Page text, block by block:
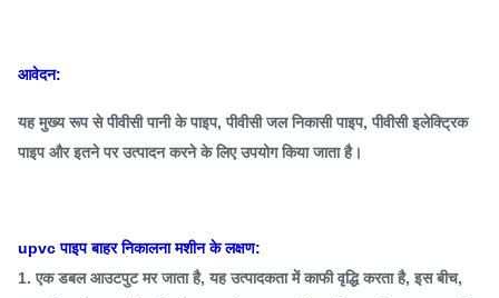
आवेदन:
यह मुख्य रूप से पीवीसी पानी के पाइप, पीवीसी जल निकासी पाइप, पीवीसी इलेक्ट्रिक
पाइप और इतने पर उत्पादन करने के लिए उपयोग किया जाता है।
upvc पाइप बाहर निकालना मशीन के लक्षण:
1. एक डबल आउटपुट मर जाता है, यह उत्पादकता में काफी वृद्धि करता है, इस बीच,